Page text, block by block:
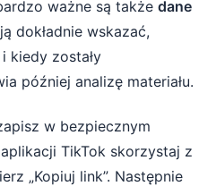
ważne są także dane
dokładnie wskazać,
kiedy zostały
później analizę materiału.
w bezpiecznym
TikTok skorzystaj z
„Kopiuj link”. Następnie